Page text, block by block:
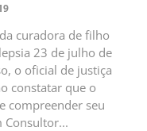
curadora de filho
23 de julho de
o oficial de justiça
constatar que o
compreender seu
Consultor...